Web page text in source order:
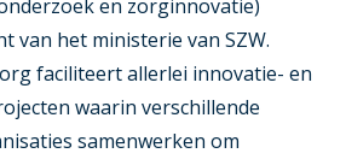
en zorginnovatie)
van het ministerie van SZW.
faciliteert allerlei innovatie- en
waarin verschillende
samenwerken om